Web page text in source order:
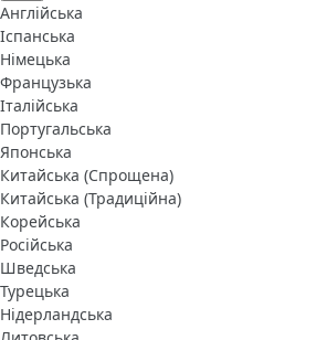
Англійська
Іспанська
Німецька
Французька
Італійська
Португальська
Японська
Китайська (Спрощена)
Китайська (Традиційна)
Корейська
Російська
Шведська
Турецька
Нідерландська